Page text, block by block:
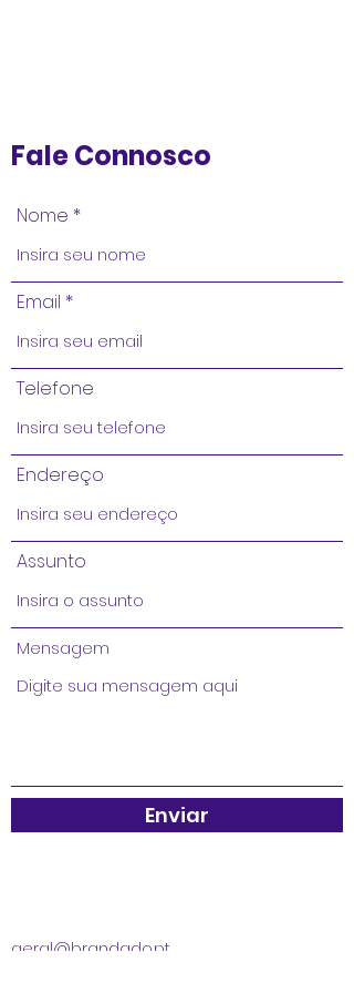
Fale Connosco
Nome
Email
Telefone
Endereço
Assunto
Mensagem
Enviar
geral@brandado.pt